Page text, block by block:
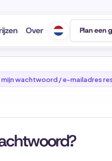
Over Plan een
mijn wachtwoord / e-mailadres